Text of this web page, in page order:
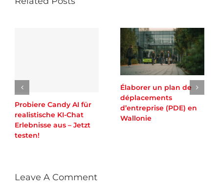
Probiere Candy AI für
realistische KI-Chat
Erlebnisse aus – Jetzt
testen!
Élaborer un plan de
déplacements
d’entreprise (PDE) en
Wallonie
Leave A Comment